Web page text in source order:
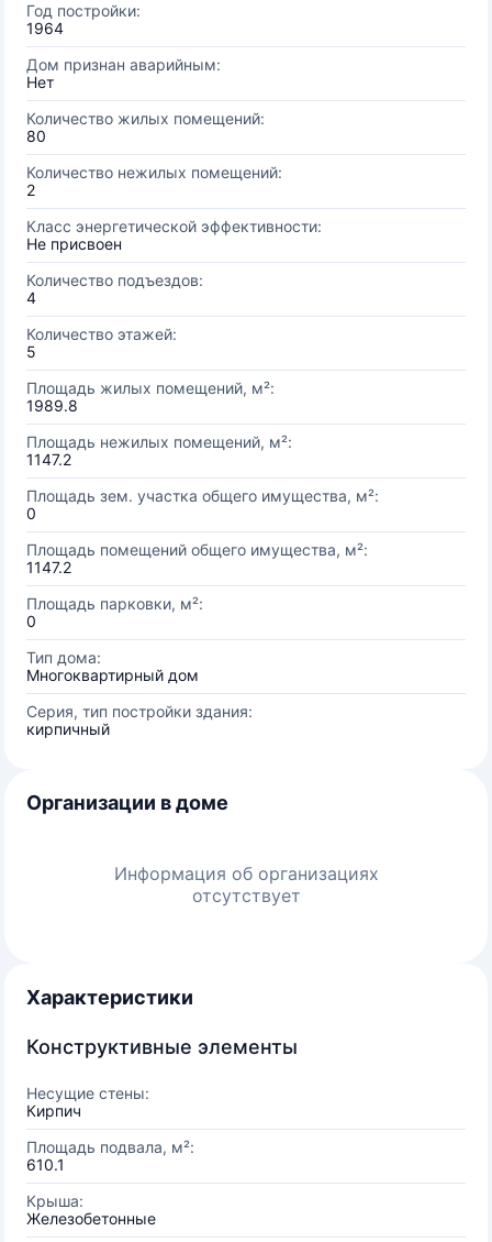
Год постройки:
1964
Дом признан аварийным:
Нет
Количество жилых помещений:
80
Количество нежилых помещений:
2
Класс энергетической эффективности:
Не присвоен
Количество подъездов:
4
Количество этажей:
5
Площадь жилых помещений, м²:
1989.8
Площадь нежилых помещений, м²:
1147.2
Площадь зем. участка общего имущества, м²:
0
Площадь помещений общего имущества, м²:
1147.2
Площадь парковки, м²:
0
Тип дома:
Многоквартирный дом
Серия, тип постройки здания:
кирпичный
Организации в доме
Информация об организациях
отсутствует
Характеристики
Конструктивные элементы
Несущие стены:
Кирпич
Площадь подвала, м²:
610.1
Крыша:
Железобетонные